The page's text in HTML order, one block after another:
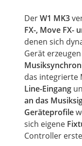
DerW1 MK3
FX-, Move FX-
denen sich
Gerät
das integrierte
Line-Eingang
an das
Geräteprofile
sich eigene
Controller